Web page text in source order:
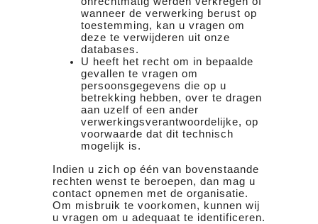
wanneer de verwerking berust op
toestemming, kan u vragen om
deze te verwijderen uit onze
databases.
U heeft het recht om in bepaalde
gevallen te vragen om
persoonsgegevens die op u
betrekking hebben, over te dragen
aan uzelf of een ander
verwerkingsverantwoordelijke, op
voorwaarde dat dit technisch
mogelijk is.
Indien u zich op één van bovenstaande
rechten wenst te beroepen, dan mag u
contact opnemen met de organisatie.
Om misbruik te voorkomen, kunnen wij
u vragen om u adequaat te identificeren.